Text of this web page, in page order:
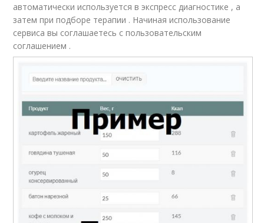
автоматически используется в экспресс диагностике , а
затем при подборе терапии . Начиная использование
сервиса вы соглашаетесь с пользовательским
соглашением .